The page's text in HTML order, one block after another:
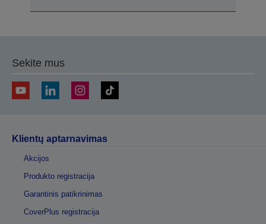
Sekite mus
Klientų aptarnavimas
Akcijos
Produkto registracija
Garantinis patikrinimas
CoverPlus registracija